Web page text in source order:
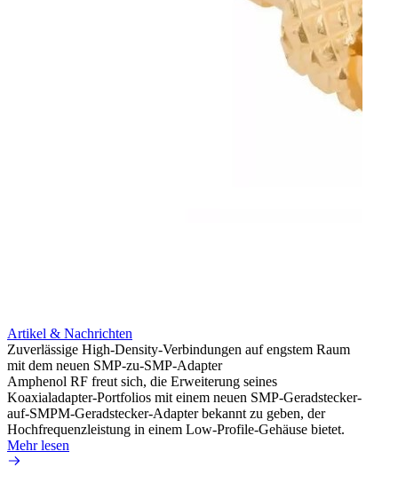
Artikel & Nachrichten
Zuverlässige High-Density-Verbindungen auf engstem Raum
mit dem neuen SMP-zu-SMP-Adapter
Amphenol RF freut sich, die Erweiterung seines
Koaxialadapter-Portfolios mit einem neuen SMP-Geradstecker-
auf-SMPM-Geradstecker-Adapter bekannt zu geben, der
Hochfrequenzleistung in einem Low-Profile-Gehäuse bietet.
Mehr lesen